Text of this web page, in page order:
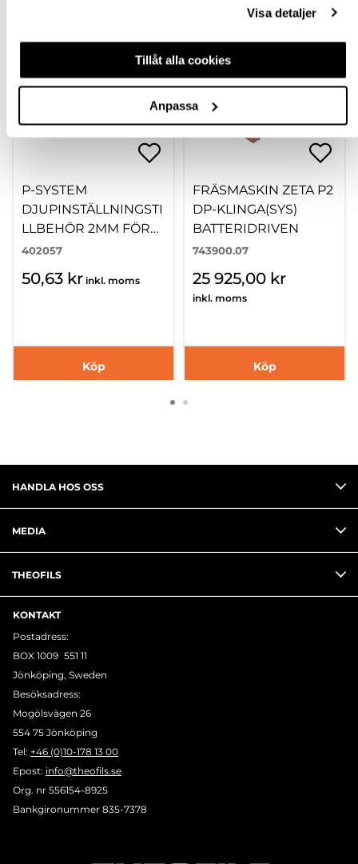
Visa detaljer
Tillåt alla cookies
Anpassa
P-SYSTEM
DJUPINSTÄLLNINGSTI
LLBEHÖR 2MM FÖR
P-16
402057
50,63 kr inkl. moms
Köp
FRÄSMASKIN ZETA P2
DP-KLINGA(SYS)
BATTERIDRIVEN
743900.07
25 925,00 kr
inkl. moms
Köp
HANDLA HOS OSS
MEDIA
THEOFILS
KONTAKT
Postadress:
BOX 1009 551 11
Jönköping, Sweden
Besöksadress:
Mogölsvägen 26
554 75 Jönköping
Tel: +46 (0)10-178 13 00
Epost: info@theofils.se
Org. nr 556154-8925
Bankgironummer 835-7378